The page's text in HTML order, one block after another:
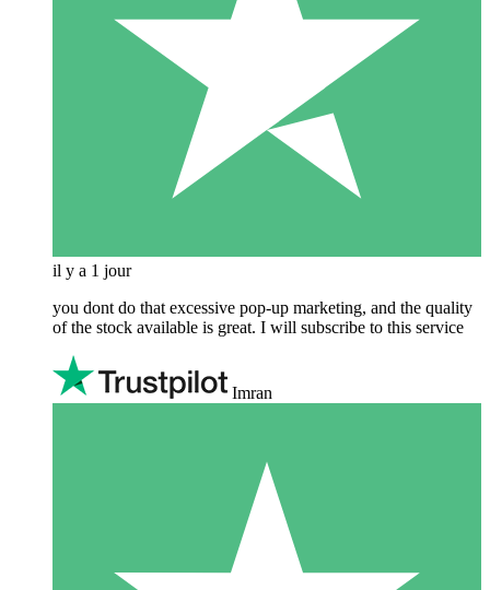
il y a 1 jour
you dont do that excessive pop-up marketing, and the quality
of the stock available is great. I will subscribe to this service
Imran